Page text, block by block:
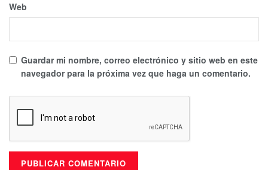
Web
Guardar mi nombre, correo electrónico y sitio web en este
navegador para la próxima vez que haga un comentario.